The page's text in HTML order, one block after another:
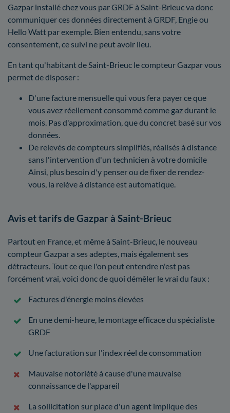
Gazpar installé chez vous par GRDF à Saint-Brieuc va donc
communiquer ces données directement à GRDF, Engie ou
Hello Watt par exemple. Bien entendu, sans votre
consentement, ce suivi ne peut avoir lieu.
En tant qu'habitant de Saint-Brieuc le compteur Gazpar vous
permet de disposer :
D'une facture mensuelle qui vous fera payer ce que
vous avez réellement consommé comme gaz durant le
mois. Pas d'approximation, que du concret basé sur vos
données.
De relevés de compteurs simplifiés, réalisés à distance
sans l'intervention d'un technicien à votre domicile
Ainsi, plus besoin d'y penser ou de fixer de rendez-
vous, la relève à distance est automatique.
Avis et tarifs de Gazpar à Saint-Brieuc
Partout en France, et même à Saint-Brieuc, le nouveau
compteur Gazpar a ses adeptes, mais également ses
détracteurs. Tout ce que l'on peut entendre n'est pas
forcément vrai, voici donc de quoi démêler le vrai du faux :
Factures d'énergie moins élevées
En une demi-heure, le montage efficace du spécialiste
GRDF
Une facturation sur l'index réel de consommation
Mauvaise notoriété à cause d'une mauvaise
connaissance de l'appareil
La sollicitation sur place d'un agent implique des